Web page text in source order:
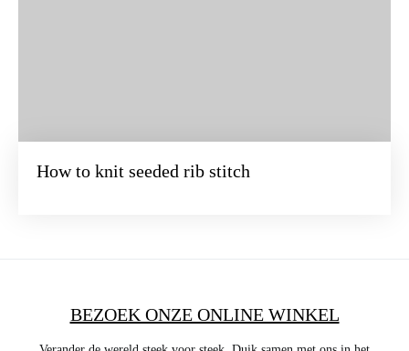
How to knit seeded rib stitch
BEZOEK ONZE ONLINE WINKEL